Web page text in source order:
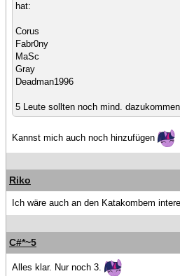
hat:
Corus
Fabr0ny
MaSc
Gray
Deadman1996
5 Leute sollten noch mind.
Kannst mich auch noch hinzufügen
Riko
Ich wäre auch an den Katakombem
C#*~5
Alles klar. Nur noch 3.